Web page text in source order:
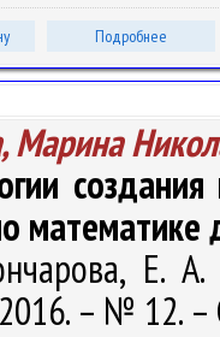
Подробнее
Марина
математике
Е. А.
– № 12.